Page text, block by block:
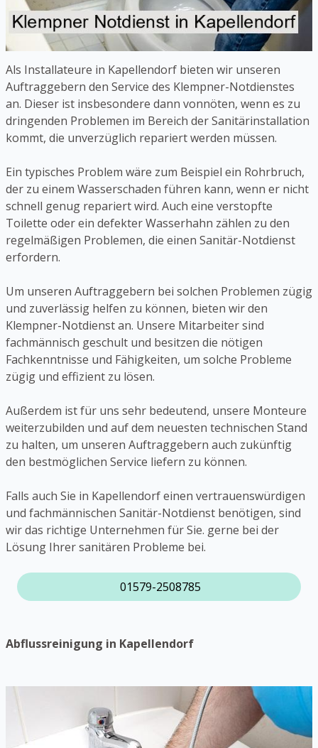
Als Installateure in Kapellendorf bieten wir unseren
Auftraggebern den Service des Klempner-Notdienstes
an. Dieser ist insbesondere dann vonnöten, wenn es zu
dringenden Problemen im Bereich der Sanitärinstallation
kommt, die unverzüglich repariert werden müssen.
Ein typisches Problem wäre zum Beispiel ein Rohrbruch,
der zu einem Wasserschaden führen kann, wenn er nicht
schnell genug repariert wird. Auch eine verstopfte
Toilette oder ein defekter Wasserhahn zählen zu den
regelmäßigen Problemen, die einen Sanitär-Notdienst
erfordern.
Um unseren Auftraggebern bei solchen Problemen zügig
und zuverlässig helfen zu können, bieten wir den
Klempner-Notdienst an. Unsere Mitarbeiter sind
fachmännisch geschult und besitzen die nötigen
Fachkenntnisse und Fähigkeiten, um solche Probleme
zügig und effizient zu lösen.
Außerdem ist für uns sehr bedeutend, unsere Monteure
weiterzubilden und auf dem neuesten technischen Stand
zu halten, um unseren Auftraggebern auch zukünftig
den bestmöglichen Service liefern zu können.
Falls auch Sie in Kapellendorf einen vertrauenswürdigen
und fachmännischen Sanitär-Notdienst benötigen, sind
wir das richtige Unternehmen für Sie. gerne bei der
Lösung Ihrer sanitären Probleme bei.
01579-2508785
Abflussreinigung in Kapellendorf